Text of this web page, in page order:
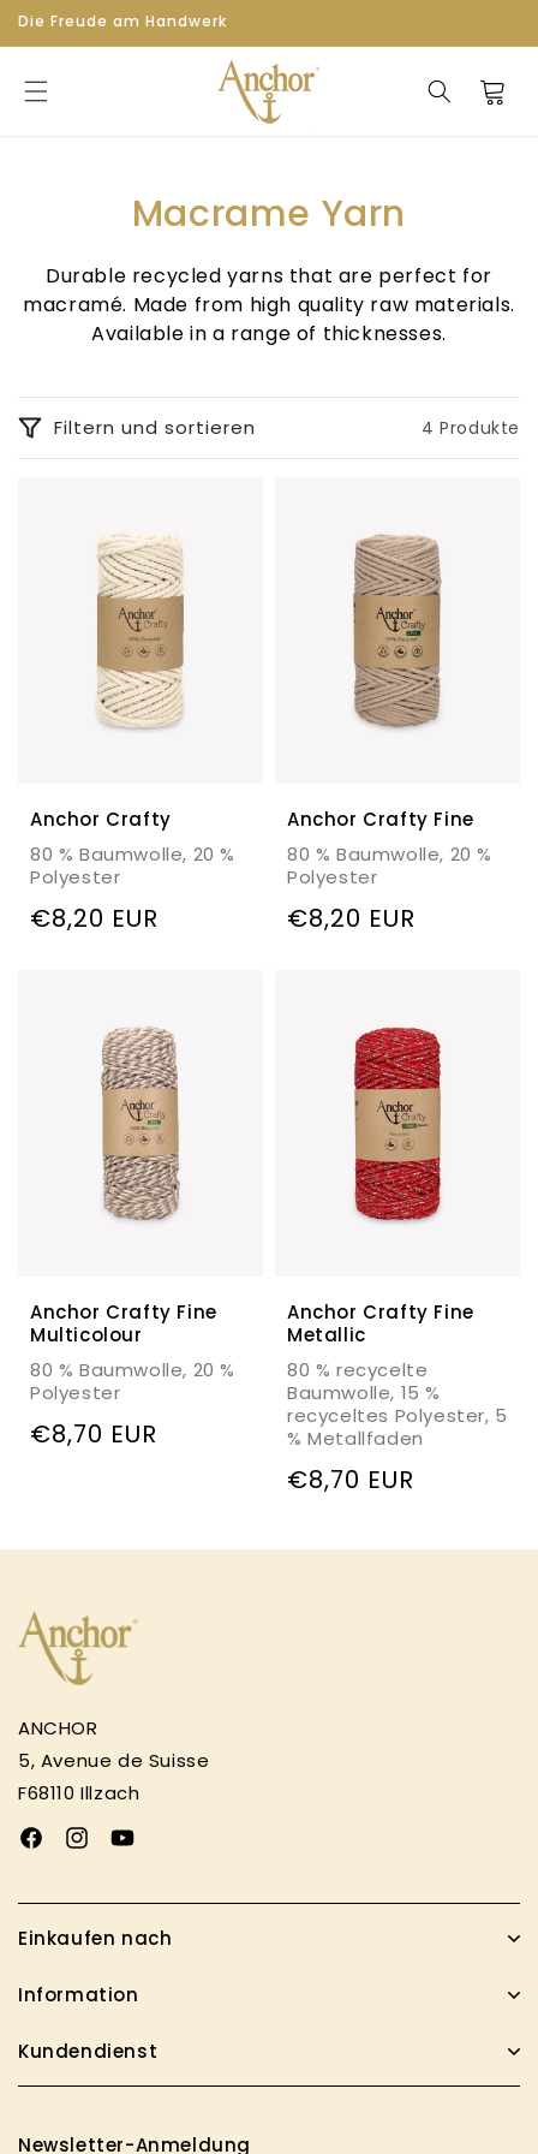
Inhalt
springen
Die Freude am Handwerk
S
a
m
m
l
u
g
:
Macrame Yarn
Durable recycled yarns that are perfect for
macramé. Made from high quality raw materials.
Available in a range of thicknesses.
Filtern und sortieren 4 Produkte
Anchor Crafty
80 % Baumwolle, 20 %
Polyester
Regulärer
€8,20 EUR
Anchor Crafty Fine
80 % Baumwolle, 20 %
Polyester
Regulärer
€8,20 EUR
Anchor Crafty Fine
Multicolour
80 % Baumwolle, 20 %
Polyester
Regulärer
€8,70 EUR
Anchor Crafty Fine
Metallic
80 % recycelte
Baumwolle, 15 %
recyceltes Polyester, 5
% Metallfaden
Regulärer
€8,70 EUR
ANCHOR
5, Avenue de Suisse
F68110 Illzach
FacebookInstagramYouTube
Einkaufen nach
Information
Kundendienst
Newsletter-Anmeldung